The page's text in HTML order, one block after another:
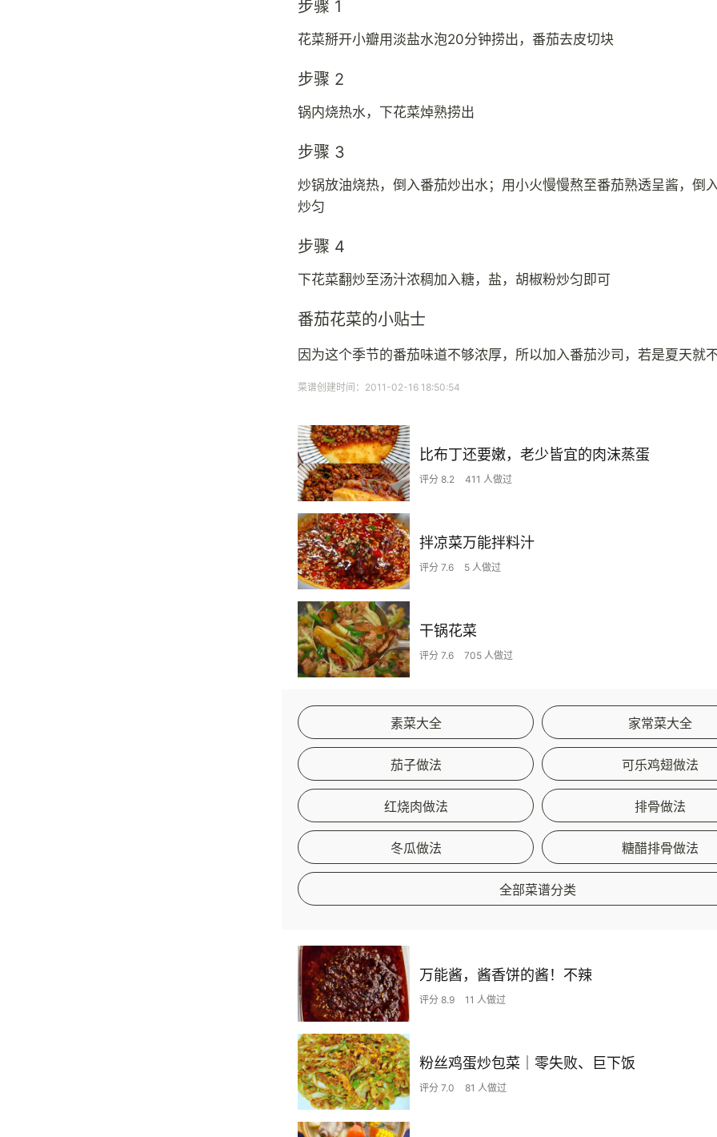
步骤 1
花菜掰开小瓣用淡盐水泡20分钟捞出，番茄去皮切块
步骤 2
锅内烧热水，下花菜焯熟捞出
步骤 3
炒锅放油烧热，倒入番茄炒出水；用小火慢慢熬至番茄熟透呈酱，倒
炒匀
步骤 4
下花菜翻炒至汤汁浓稠加入糖，盐，胡椒粉炒匀即可
番茄花菜的小贴士
因为这个季节的番茄味道不够浓厚，所以加入番茄沙司，若是夏天就不
菜谱创建时间：2011-02-16 18:50:54
比布丁还要嫩，老少皆宜的肉沫蒸蛋
评分 8.2 411 人做过
拌凉菜万能拌料汁
评分 7.6 5 人做过
干锅花菜
评分 7.6 705 人做过
素菜大全 家常菜大全
茄子做法 可乐鸡翅做法
红烧肉做法 排骨做法
冬瓜做法 糖醋排骨做法
全部菜谱分类
万能酱，酱香饼的酱！不辣
评分 8.9 11 人做过
粉丝鸡蛋炒包菜｜零失败、巨下饭
评分 7.0 81 人做过